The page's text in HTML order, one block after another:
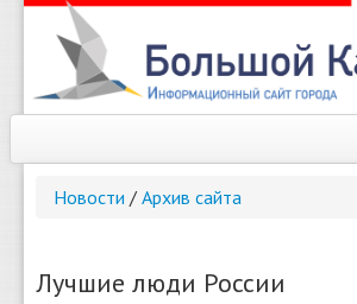
Новости / Архив сайта
Лучшие люди России